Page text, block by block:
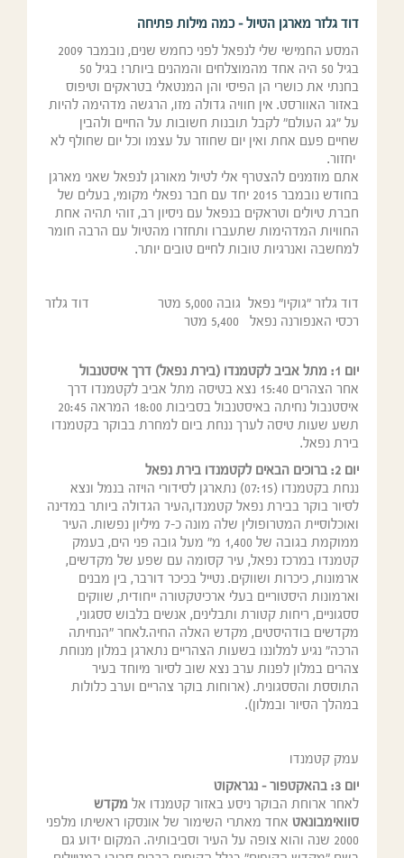
דוד גלזר מארגן הטיול – כמה מילות פתיחה
המסע החמישי שלי לנפאל לפני כחמש שנים, נובמבר 2009
בגיל 50 היה אחד מהמוצלחים והמהנים ביותר! בגיל 50
בחנתי את כושרי הן הפיסי והן המנטאלי בטראקים וטיפוס
באזור האוורסט. אין חוויה גדולה מזו, הרגשה מדהימה להיות
על "גג העולם" לקבל תובנות חשובות על החיים ולהבין
שחיים פעם אחת ואין יום שחוזר על עצמו וכל יום שחולף לא
יחזור.
אתם מוזמנים להצטרף אלי לטיול מאורגן לנפאל שאני מארגן
בחודש נובמבר 2015 יחד עם חבר נפאלי מקומי, בעלים של
חברת טיולים וטראקים בנפאל עם ניסיון רב, זוהי תהיה אחת
החוויות המדהימות שתעברו ותחזרו מהטיול עם הרבה חומר
למחשבה ואנרגיות טובות לחיים טובים יותר.
דוד גלזר "גוקיו" נפאל גובה 5,000 מטר דוד גלזר
רכסי האנפורנה נפאל 5,400 מטר
יום 1:
מתל אביב לקטמנדו (בירת נפאל) דרך איסטנבול
אחר הצהרים 15:40 נצא בטיסה מתל אביב לקטמנדו דרך
איסטנבול נחיתה באיסטנבול בסביבות 18:00 המראה 20:45
תשע שעות טיסה לערך ננחת ביום למחרת בבוקר בקטמנדו
בירת נפאל.
יום 2: ברוכים הבאים לקטמנדו בירת נפאל
ננחת בקטמנדו (07:15) נתארגן לסידורי הויזה בנמל ונצא
לסיור בוקר בבירת נפאל קטמנדו,העיר הגדולה ביותר במדינה
ואוכלוסיית המטרופולין שלה מונה כ-7 מיליון נפשות. העיר
ממוקמת בגובה של 1,400 מ" מעל גובה פני הים, בעמק
קטמנדו במרכז נפאל, עיר קסומה עם שפע של מקדשים,
ארמונות, כיכרות ושווקים. נטייל בכיכר דורבר, בין מבנים
וארמונות היסטוריים בעלי ארכיטקטורה ייחודית, שווקים
ססגוניים, ריחות קטורת ותבלינים, אנשים בלבוש ססגוני,
מקדשים בודהיסטים, מקדש האלה החיה.לאחר "הנחיתה
הרכה" נגיע למלוננו בשעות הצהריים נתארגן במלון מנוחת
צהרים במלון לפנות ערב נצא שוב לסיור מיוחד בעיר
התוססת והססגונית. (ארוחות בוקר צהריים וערב כלולות
במהלך הסיור ובמלון).
עמק קטמנדו
יום 3:
בהאקטפור – נגראקוט
לאחר ארוחת הבוקר ניסע באזור קטמנדו אל מקדש
סוואימבונאט אחד מאתרי השימור של אונסקו ראשיתו מלפני
2000 שנה והוא צופה על העיר וסביבותיה. המקום ידוע גם